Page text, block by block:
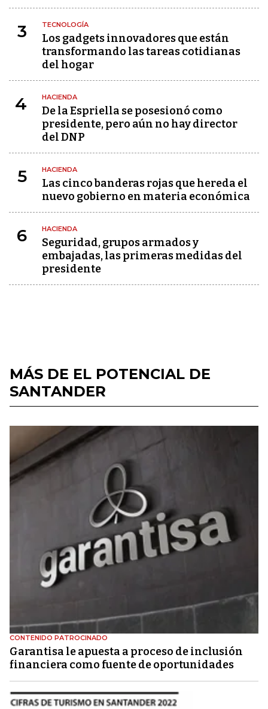
3 TECNOLOGÍA
Los gadgets innovadores que están
transformando las tareas cotidianas
del hogar
4 HACIENDA
De la Espriella se posesionó como
presidente, pero aún no hay director
del DNP
5 HACIENDA
Las cinco banderas rojas que hereda el
nuevo gobierno en materia económica
6 HACIENDA
Seguridad, grupos armados y
embajadas, las primeras medidas del
presidente
MÁS DE EL POTENCIAL DE
SANTANDER
CONTENIDO PATROCINADO
Garantisa le apuesta a proceso de inclusión
financiera como fuente de oportunidades